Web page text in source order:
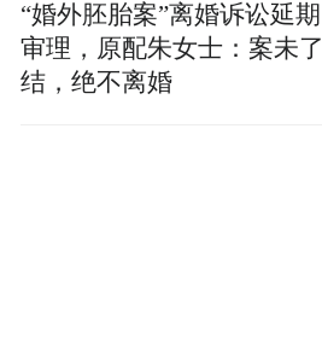
“婚外胚胎案”离婚诉讼延期
审理，原配朱女士：案未了
结，绝不离婚